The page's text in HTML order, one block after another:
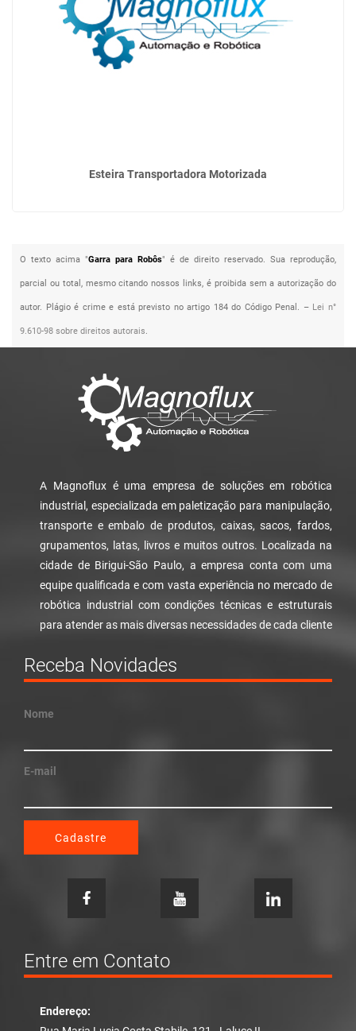
Esteira Transportadora Motorizada
O texto acima "Garra para Robôs" é de direito reservado. Sua reprodução,
parcial ou total, mesmo citando nossos links, é proibida sem a autorização do
autor. Plágio é crime e está previsto no artigo 184 do Código Penal. – Lei n°
9.610-98 sobre direitos autorais.
A Magnoflux é uma empresa de soluções em robótica
industrial, especializada em paletização para manipulação,
transporte e embalo de produtos, caixas, sacos, fardos,
grupamentos, latas, livros e muitos outros. Localizada na
cidade de Birigui-São Paulo, a empresa conta com uma
equipe qualificada e com vasta experiência no mercado de
robótica industrial com condições técnicas e estruturais
para atender as mais diversas necessidades de cada cliente
Receba Novidades
Nome
E-mail
Cadastre
Entre em Contato
Endereço: